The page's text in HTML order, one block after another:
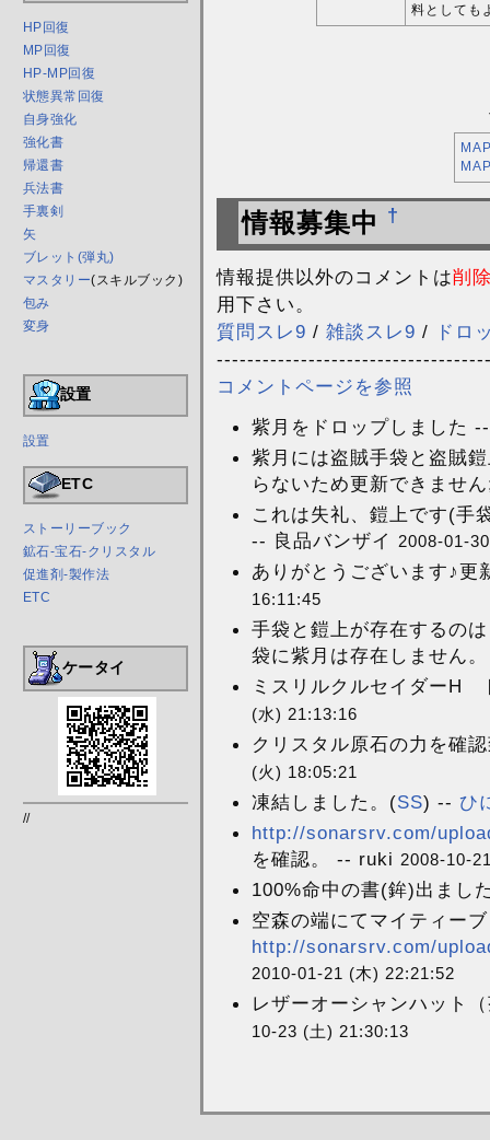
HP回復
MP回復
HP-MP回復
状態異常回復
自身強化
強化書
帰還書
兵法書
手裏剣
矢
ブレット(弾丸)
マスタリー(スキルブック)
包み
変身
設置
設置
ETC
ストーリーブック
鉱石-宝石-クリスタル
促進剤-製作法
ETC
ケータイ
//
料としても
情報募集中 †
情報提供以外のコメントは削
用下さい。
質問スレ9 / 雑談スレ9 /
ドロ
コメントページを参照
紫月をドロップしました
紫月には盗賊手袋と盗賊
らないため更新できませ
これは失礼、鎧上です(手
-- 良品バンザイ
2008-01-
ありがとうございます♪
16:11:45
手袋と鎧上が存在するの
袋に紫月は存在しません
ミスリルクルセイダーH
(水) 21:13:16
クリスタル原石の力を確
(火) 18:05:21
凍結しました。(SS) -- ひ
http://sonarsrv.com/
を確認。 -- ruki 2008-10-
100%命中の書(鉾)出まし
空森の端にてマイティ
http://sonarsrv.com/
2010-01-21 (木) 22:21:52
レザーオーシャンハット
10-23 (土) 21:30:13